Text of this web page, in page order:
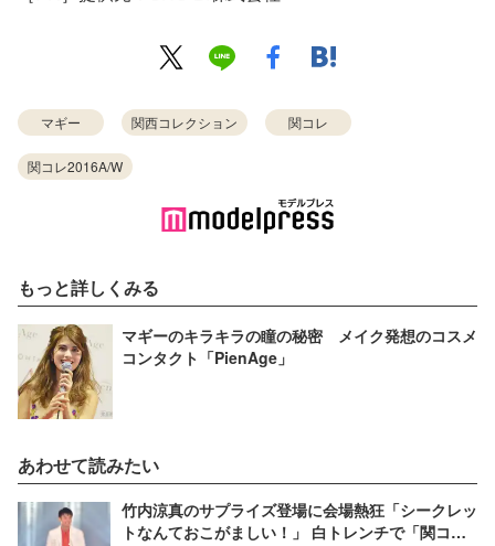
マギー 関西コレクション 関コレ
関コレ2016A/W
もっと詳しくみる
マギーのキラキラの瞳の秘密 メイク発想のコスメ
コンタクト「PienAge」
あわせて読みたい
竹内涼真のサプライズ登場に会場熱狂「シークレッ
トなんておこがましい！」 白トレンチで「関コ